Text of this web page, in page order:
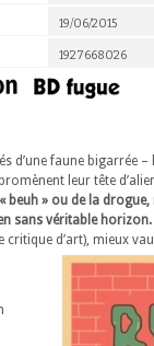
19/06/2015
1927668026
d’une faune bigarrée
leur tête
beuh » ou de la
sans véritable horizon.
critique d’art), mieux